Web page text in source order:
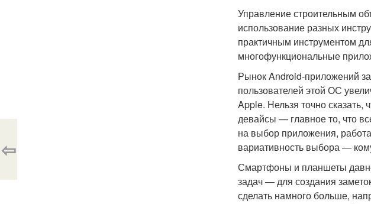
Управление строительным
использование разных
практичным инструментом
многофункциональные
Рынок Android-приложений
пользователей этой ОС
Apple. Нельзя точно сказать,
девайсы — главное то, что
на выбор приложения,
вариативность выбора —
Смартфоны и планшеты
задач — для создания
сделать намного больше,
⇦